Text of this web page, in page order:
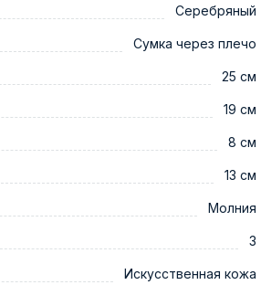
Серебряный
Сумка через плечо
25 см
19 см
8 см
13 см
Молния
3
Искусственная кожа